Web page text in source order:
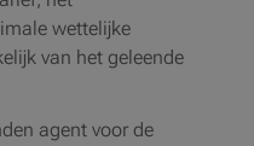
wettelijke
van het geleende
agent voor de